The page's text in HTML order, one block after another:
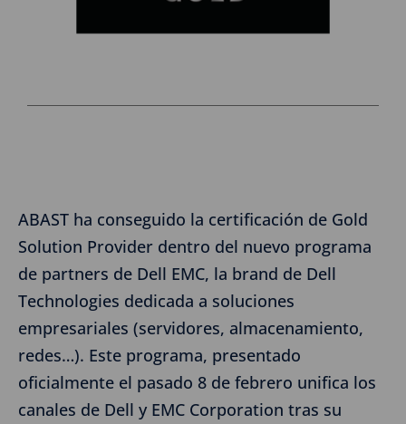
ABAST ha conseguido la certificación de Gold
Solution Provider dentro del nuevo programa
de partners de Dell EMC, la brand de Dell
Technologies dedicada a soluciones
empresariales (servidores, almacenamiento,
redes…). Este programa, presentado
oficialmente el pasado 8 de febrero unifica los
canales de Dell y EMC Corporation tras su